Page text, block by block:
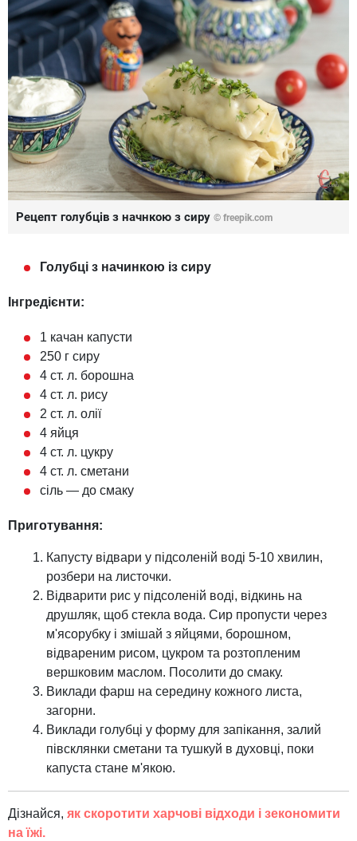
Рецепт голубців з начнкою з сиру © freepik.com
Голубці з начинкою із сиру
Інгредієнти:
1 качан капусти
250 г сиру
4 ст. л. борошна
4 ст. л. рису
2 ст. л. олії
4 яйця
4 ст. л. цукру
4 ст. л. сметани
сіль — до смаку
Приготування:
Капусту відвари у підсоленій воді 5-10 хвилин,
розбери на листочки.
Відварити рис у підсоленій воді, відкинь на
друшляк, щоб стекла вода. Сир пропусти через
м'ясорубку і змішай з яйцями, борошном,
відвареним рисом, цукром та розтопленим
вершковим маслом. Посолити до смаку.
Виклади фарш на середину кожного листа,
загорни.
Виклади голубці у форму для запікання, залий
півсклянки сметани та тушкуй в духовці, поки
капуста стане м'якою.
Дізнайся, як скоротити харчові відходи і зекономити
на їжі.